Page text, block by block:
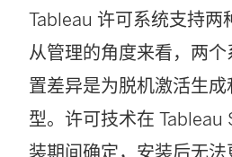
开
)
Tableau 许可系统支持两
从管理的角度来看，两
置差异是为脱机激活生
型。许可技术在 Tableau
装期间确定，安装后无法